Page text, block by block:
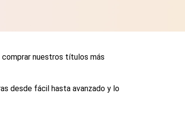
comprar nuestros títulos más
desde fácil hasta avanzado y lo